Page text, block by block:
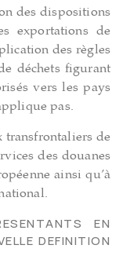
des dispositions
exportations de
des règles
déchets figurant
vers les pays
pas.
transfrontaliers de
des douanes
ainsi qu’à
EN
DEFINITION